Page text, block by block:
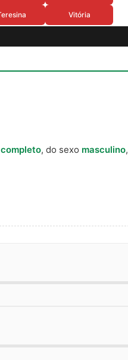
Vitória
, do sexo masculino,